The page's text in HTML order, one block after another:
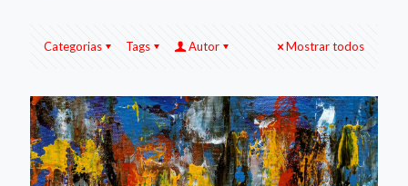
Categorias Tags Autor Mostrar todos